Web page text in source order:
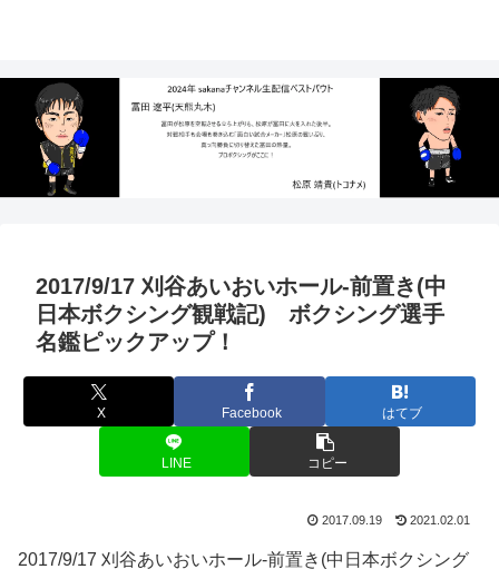
2017/9/17 刈谷あいおいホール-前置き(中
日本ボクシング観戦記) ボクシング選手
名鑑ピックアップ！
X Facebook はてブ
LINE コピー
2017.09.19 2021.02.01
2017/9/17 刈谷あいおいホール-前置き(中日本ボクシング